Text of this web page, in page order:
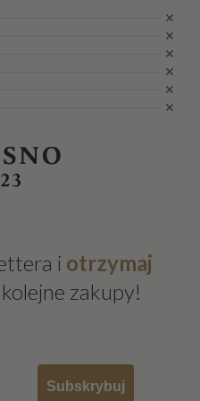
i otrzymaj
zakupy!
Subskrybuj